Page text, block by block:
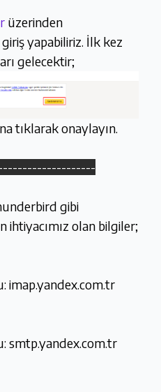
üzerinden
yapabiliriz. İlk kez
gelecektir;
tıklarak onaylayın.
gibi
olan bilgiler;
imap.yandex.com.tr
smtp.yandex.com.tr